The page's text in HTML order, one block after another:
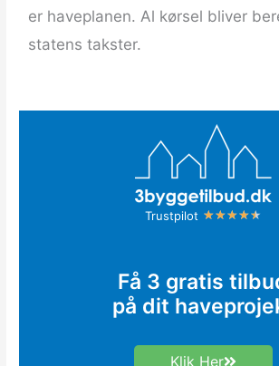
er haveplanen. Al kørsel bliver
statens takster.
Trustpilot ★★★★★
e
d
Få 3 gratis
på dit
Klik Her